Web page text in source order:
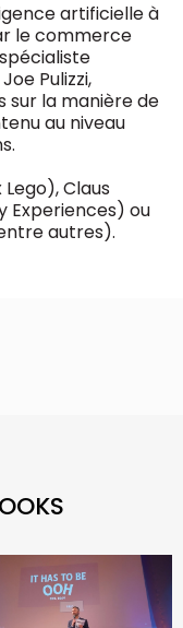
artificielle à
le commerce
Pulizzi,
sur la manière de
au niveau
Claus
Experiences) ou
autres).
:
access
MM e - News
MM Brunch